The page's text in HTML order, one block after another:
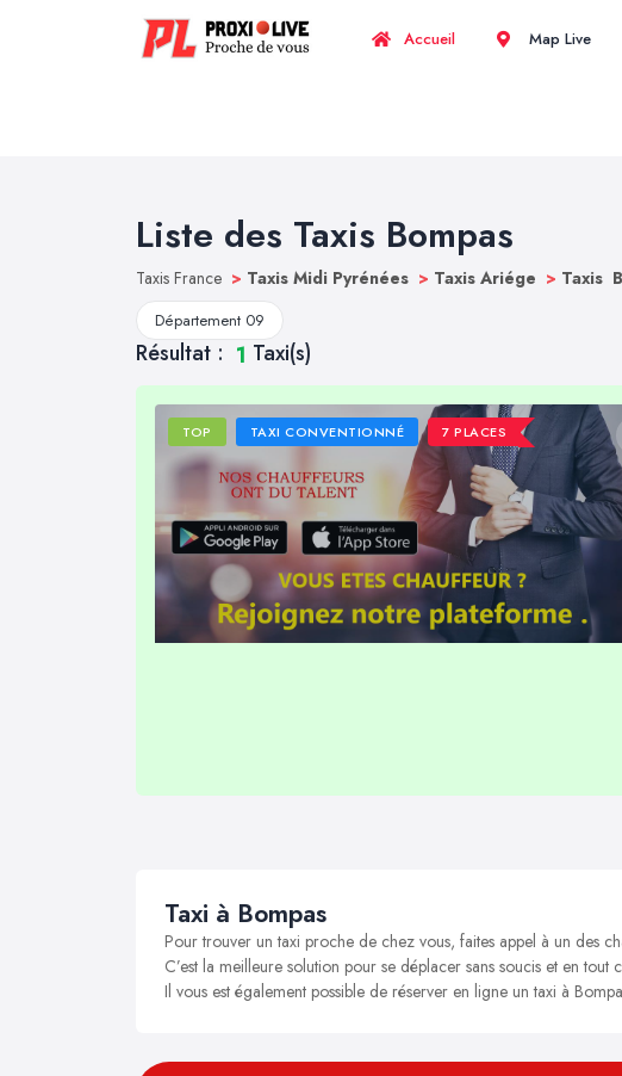
Accueil Map Live
Liste des Taxis Bompas
Taxis France > Taxis Midi Pyrénées > Taxis Ariége > Taxis
Département 09
Résultat : 1 Taxi(s)
TOP TAXI CONVENTIONNÉ 7 PLACES
Taxi à Bompas
Pour trouver un taxi proche de chez vous, faites appel à un des
C’est la meilleure solution pour se déplacer sans soucis et en
Il vous est également possible de réserver en ligne un taxi à